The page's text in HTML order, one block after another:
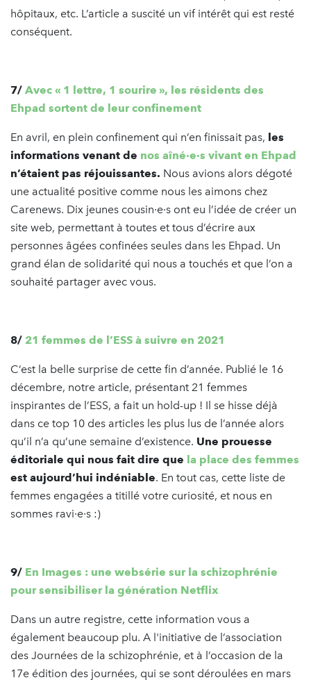
hôpitaux, etc. L’article a suscité un vif intérêt qui est resté
conséquent.
7/ Avec « 1 lettre, 1 sourire », les résidents des
Ehpad sortent de leur confinement
En avril, en plein confinement qui n’en finissait pas, les
informations venant de nos aîné·e·s vivant en Ehpad
n’étaient pas réjouissantes. Nous avions alors dégoté
une actualité positive comme nous les aimons chez
Carenews. Dix jeunes cousin·e·s ont eu l’idée de créer un
site web, permettant à toutes et tous d’écrire aux
personnes âgées confinées seules dans les Ehpad. Un
grand élan de solidarité qui nous a touchés et que l’on a
souhaité partager avec vous.
8/ 21 femmes de l’ESS à suivre en 2021
C’est la belle surprise de cette fin d’année. Publié le 16
décembre, notre article, présentant 21 femmes
inspirantes de l’ESS, a fait un hold-up ! Il se hisse déjà
dans ce top 10 des articles les plus lus de l’année alors
qu’il n’a qu’une semaine d’existence. Une prouesse
éditoriale qui nous fait dire que la place des femmes
est aujourd’hui indéniable. En tout cas, cette liste de
femmes engagées a titillé votre curiosité, et nous en
sommes ravi·e·s :)
9/ En Images : une websérie sur la schizophrénie
pour sensibiliser la génération Netflix
Dans un autre registre, cette information vous a
également beaucoup plu. A l'initiative de l’association
des Journées de la schizophrénie, et à l’occasion de la
17e édition des journées, qui se sont déroulées en mars